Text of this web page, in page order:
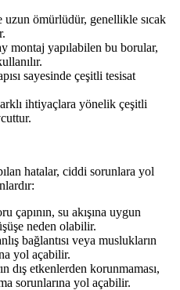
uzun ömürlüdür, genellikle sıcak
montaj yapılabilen bu borular,
sayesinde çeşitli tesisat
ihtiyaçlara yönelik çeşitli
hatalar, ciddi sorunlara yol
çapının, su akışına uygun
neden olabilir.
bağlantısı veya muslukların
yol açabilir.
dış etkenlerden korunmaması,
sorunlarına yol açabilir.